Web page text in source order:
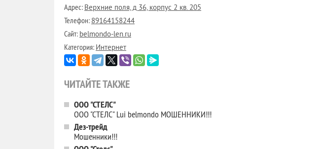
Адрес:Верхние поля, д 36, корпус 2 кв. 205
Телефон:89164158244
Сайт:belmondo-len.ru
Категория:Интернет
ЧИТАЙТЕ ТАКЖЕ
ООО "СТЕЛС"
ООО "СТЕЛС" Lui belmondo МОШЕННИКИ!!!
Дез-трейд
Мошенники!!!